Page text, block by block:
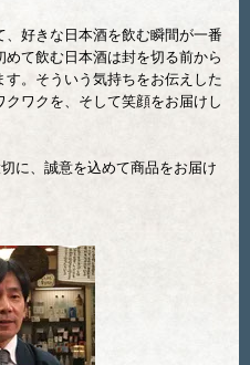
好きな日本酒を飲む瞬間が一番
て飲む日本酒は封を切る前から
す。そういう気持ちをお伝えした
ワクを、そして笑顔をお届けし
に、誠意を込めて商品をお届け